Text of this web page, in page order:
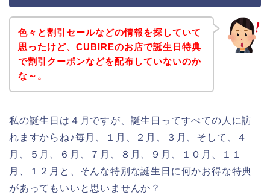
色々と割引セールなどの情報を探していて
思ったけど、CUBIREのお店で誕生日特典
で割引クーポンなどを配布していないのか
な～。
私の誕生日は４月ですが、誕生日ってすべての人に訪
れますからね♪毎月、１月、２月、３月、そして、４
月、５月、６月、７月、８月、９月、１０月、１１
月、１２月と、そんな特別な誕生日に何かお得な特典
があってもいいと思いませんか？